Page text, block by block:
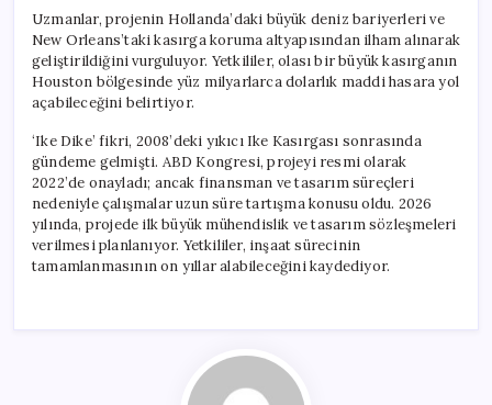
Uzmanlar, projenin Hollanda’daki büyük deniz bariyerleri ve
New Orleans’taki kasırga koruma altyapısından ilham alınarak
geliştirildiğini vurguluyor. Yetkililer, olası bir büyük kasırganın
Houston bölgesinde yüz milyarlarca dolarlık maddi hasara yol
açabileceğini belirtiyor.
‘Ike Dike’ fikri, 2008’deki yıkıcı Ike Kasırgası sonrasında
gündeme gelmişti. ABD Kongresi, projeyi resmi olarak
2022’de onayladı; ancak finansman ve tasarım süreçleri
nedeniyle çalışmalar uzun süre tartışma konusu oldu. 2026
yılında, projede ilk büyük mühendislik ve tasarım sözleşmeleri
verilmesi planlanıyor. Yetkililer, inşaat sürecinin
tamamlanmasının on yıllar alabileceğini kaydediyor.